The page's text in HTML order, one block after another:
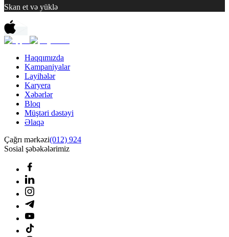
Skan et və yüklə
Haqqımızda
Kampaniyalar
Layihələr
Karyera
Xəbərlər
Bloq
Müştəri dəstəyi
Əlaqə
Çağrı mərkəzi(012) 924
Sosial şəbəkələrimiz